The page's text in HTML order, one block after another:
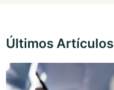
Últimos Artículos